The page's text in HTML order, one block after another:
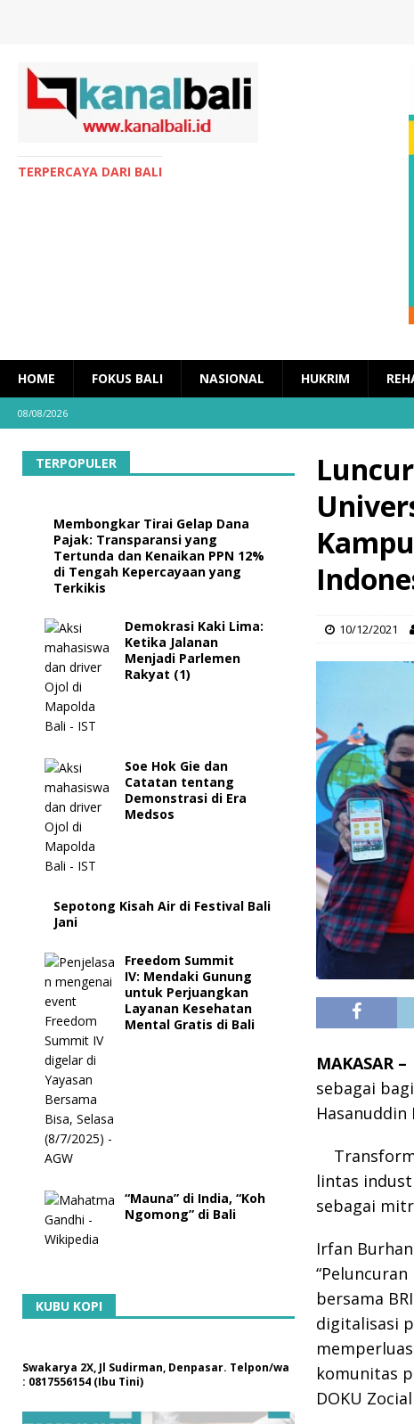
TERPERCAYA DARI BALI
HOME FOKUS BALI NASIONAL HUKRIM
08/08/2026
10/12/2021
MAKASAR –
sebagai
Hasanuddin
lintas
sebagai
Irfan
bersama
digitalisasi
komunitas
DOKU
TERPOPULER
Membongkar Tirai Gelap Dana
Pajak: Transparansi yang
Tertunda dan Kenaikan PPN 12%
di Tengah Kepercayaan yang
Terkikis
Demokrasi Kaki Lima:
Ketika Jalanan
Menjadi Parlemen
Rakyat (1)
Soe Hok Gie dan
Catatan tentang
Demonstrasi di Era
Medsos
Sepotong Kisah Air di Festival Bali
Jani
Freedom Summit
IV: Mendaki Gunung
untuk Perjuangkan
Layanan Kesehatan
Mental Gratis di Bali
“Mauna” di India, “Koh
Ngomong” di Bali
KUBU KOPI
Swakarya 2X, Jl Sudirman, Denpasar. Telpon/wa
: 0817556154 (Ibu Tini)